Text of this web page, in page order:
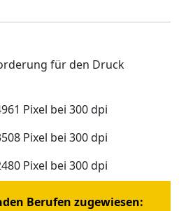
für den Druck
Pixel bei 300 dpi
Pixel bei 300 dpi
Pixel bei 300 dpi
Berufen zugewiesen: